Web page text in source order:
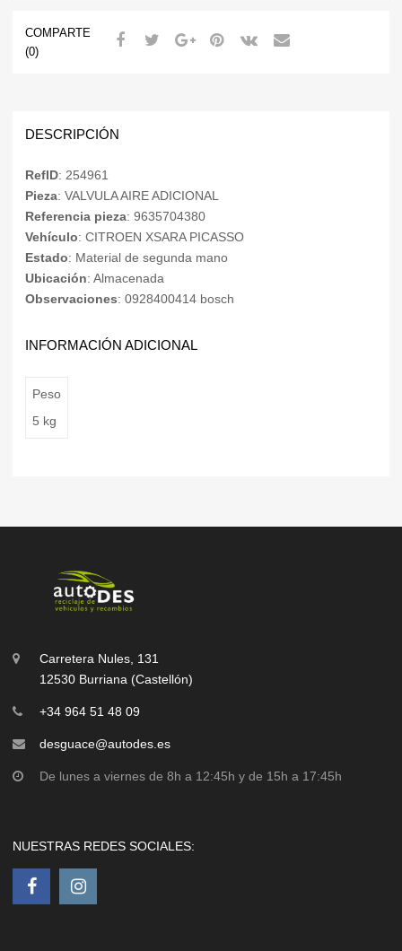
COMPARTE
(0)
DESCRIPCIÓN
RefID: 254961
Pieza: VALVULA AIRE ADICIONAL
Referencia pieza: 9635704380
Vehículo: CITROEN XSARA PICASSO
Estado: Material de segunda mano
Ubicación: Almacenada
Observaciones: 0928400414 bosch
INFORMACIÓN ADICIONAL
Peso
5 kg
Carretera Nules, 131
12530 Burriana (Castellón)
+34 964 51 48 09
desguace@autodes.es
De lunes a viernes de 8h a 12:45h y de 15h a 17:45h
NUESTRAS REDES SOCIALES: